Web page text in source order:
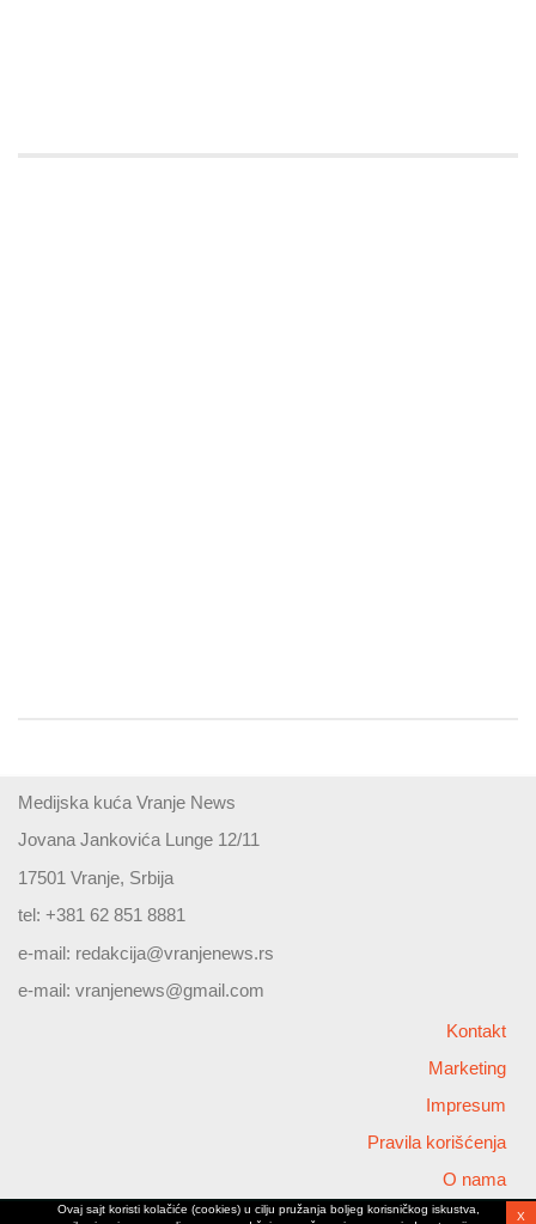
Medijska kuća Vranje News
Jovana Jankovića Lunge 12/11
17501 Vranje, Srbija
tel: +381 62 851 8881
e-mail: redakcija@vranjenews.rs
e-mail: vranjenews@gmail.com
Kontakt
Marketing
Impresum
Pravila korišćenja
O nama
Ovaj sajt koristi kolačiće (cookies) u cilju pružanja boljeg korisničkog iskustva,
X